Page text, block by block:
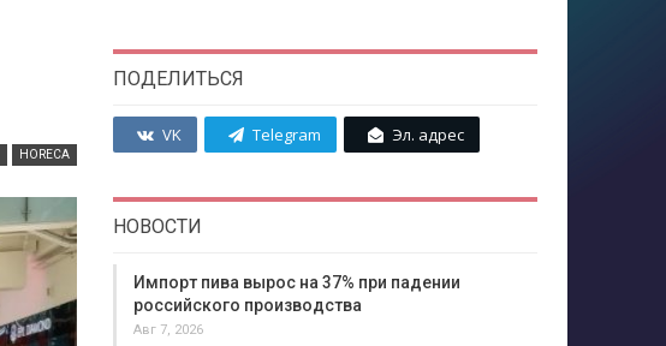
HORECA
ПОДЕЛИТЬСЯ
VK Telegram Эл. адрес
НОВОСТИ
Импорт пива вырос на 37% при падении
российского производства
Авг 7, 2026